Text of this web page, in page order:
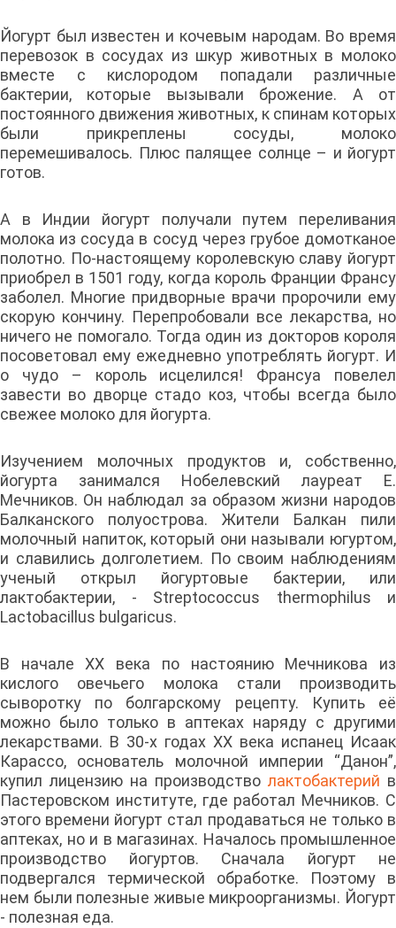
Йогурт был известен и кочевым народам. Во время
перевозок в сосудах из шкур животных в молоко
вместе с кислородом попадали различные
бактерии, которые вызывали брожение. А от
постоянного движения животных, к спинам которых
были прикреплены сосуды, молоко
перемешивалось. Плюс палящее солнце – и йогурт
готов.
А в Индии йогурт получали путем переливания
молока из сосуда в сосуд через грубое домотканое
полотно. По-настоящему королевскую славу йогурт
приобрел в 1501 году, когда король Франции Франсу
заболел. Многие придворные врачи пророчили ему
скорую кончину. Перепробовали все лекарства, но
ничего не помогало. Тогда один из докторов короля
посоветовал ему ежедневно употреблять йогурт. И
о чудо – король исцелился! Франсуа повелел
завести во дворце стадо коз, чтобы всегда было
свежее молоко для йогурта.
Изучением молочных продуктов и, собственно,
йогурта занимался Нобелевский лауреат Е.
Мечников. Он наблюдал за образом жизни народов
Балканского полуострова. Жители Балкан пили
молочный напиток, который они называли югуртом,
и славились долголетием. По своим наблюдениям
ученый открыл йогуртовые бактерии, или
лактобактерии, - Streptococcus thermophilus и
Lactobacillus bulgaricus.
В начале XX века по настоянию Мечникова из
кислого овечьего молока стали производить
сыворотку по болгарскому рецепту. Купить её
можно было только в аптеках наряду с другими
лекарствами. В 30-х годах XX века испанец Исаак
Карассо, основатель молочной империи “Данон”,
купил лицензию на производство лактобактерий в
Пастеровском институте, где работал Мечников. С
этого времени йогурт стал продаваться не только в
аптеках, но и в магазинах. Началось промышленное
производство йогуртов. Сначала йогурт не
подвергался термической обработке. Поэтому в
нем были полезные живые микроорганизмы. Йогурт
- полезная еда.